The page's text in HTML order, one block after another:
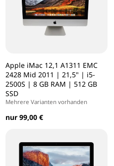
Apple iMac 12,1 A1311 EMC
2428 Mid 2011 | 21,5" | i5-
2500S | 8 GB RAM | 512 GB
SSD
Mehrere Varianten vorhanden
nur 99,00 €